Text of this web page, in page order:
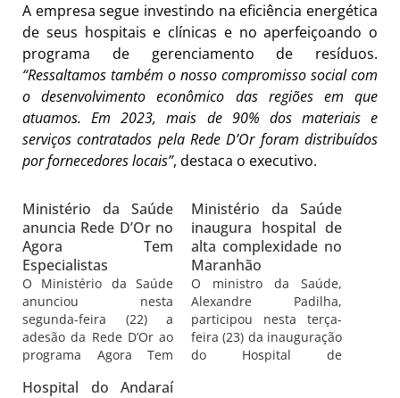
A empresa segue investindo na eficiência energética
de seus hospitais e clínicas e no aperfeiçoando o
programa de gerenciamento de resíduos.
“Ressaltamos também o nosso compromisso social com
o desenvolvimento econômico das regiões em que
atuamos.Em 2023, mais de 90% dos materiais e
serviços contratados pela Rede D’Or foram distribuídos
por fornecedores locais”, destaca o executivo.
Ministério da Saúde
anuncia Rede D’Or no
Agora Tem
Especialistas
O Ministério da Saúde
anunciou nesta
segunda-feira (22) a
adesão da Rede D’Or ao
programa Agora Tem
do governo federal para
Ministério da Saúde
inaugura hospital de
alta complexidade no
Maranhão
O ministro da Saúde,
Alexandre Padilha,
participou nesta terça-
feira (23) da inauguração
do Hospital de
Hospital do Andaraí